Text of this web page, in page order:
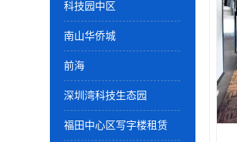
科技园中区
南山华侨城
前海
深圳湾科技生态园
福田中心区写字楼租赁